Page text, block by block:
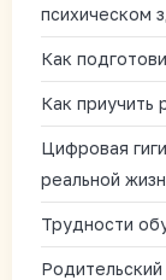
психическом
Как
Как приучить
Цифровая
реальной
Трудности